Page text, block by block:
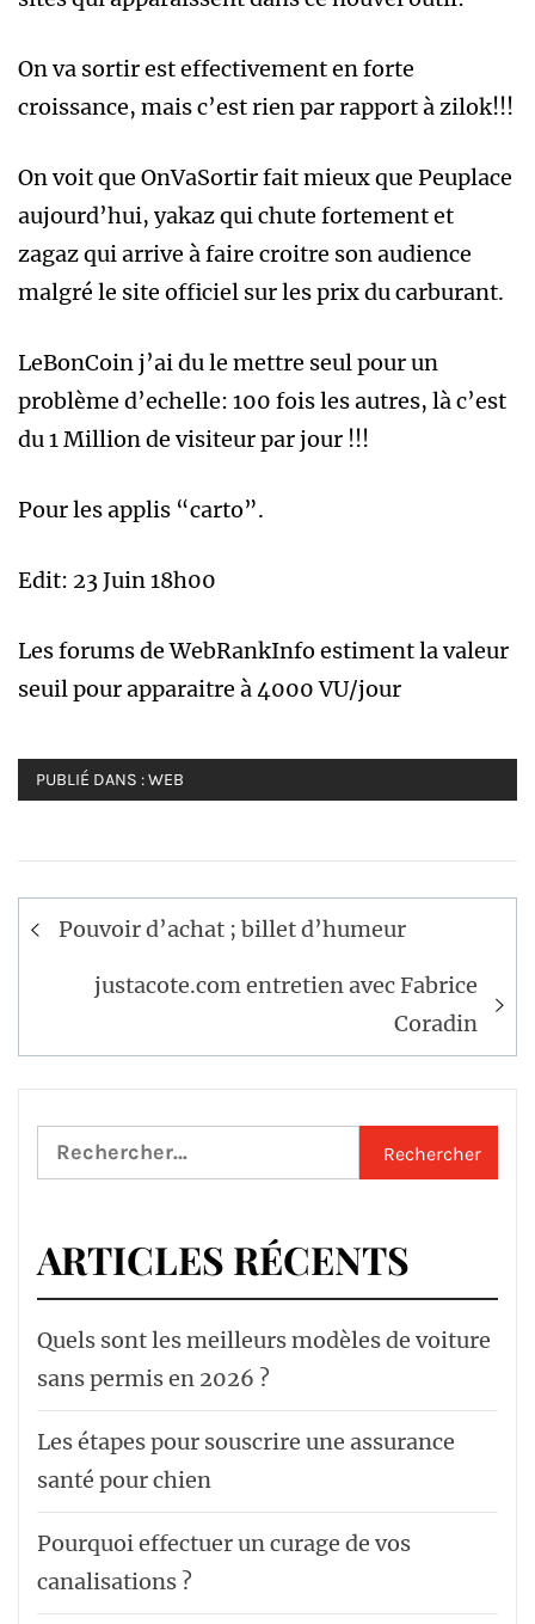
On va sortir est effectivement en forte
croissance, mais c’est rien par rapport à zilok!!!
On voit que OnVaSortir fait mieux que Peuplace
aujourd’hui, yakaz qui chute fortement et
zagaz qui arrive à faire croitre son audience
malgré le site officiel sur les prix du carburant.
LeBonCoin j’ai du le mettre seul pour un
problème d’echelle: 100 fois les autres, là c’est
du 1 Million de visiteur par jour !!!
Pour les applis “carto”.
Edit: 23 Juin 18h00
Les forums de WebRankInfo estiment la valeur
seuil pour apparaitre à 4000 VU/jour
PUBLIÉ DANS :WEB
Navigation
l’article
Pouvoir d’achat ; billet d’humeur
justacote.com entretien avec Fabrice
Coradin
Rechercher :
ARTICLES RÉCENTS
Quels sont les meilleurs modèles de voiture
sans permis en 2026 ?
Les étapes pour souscrire une assurance
santé pour chien
Pourquoi effectuer un curage de vos
canalisations ?